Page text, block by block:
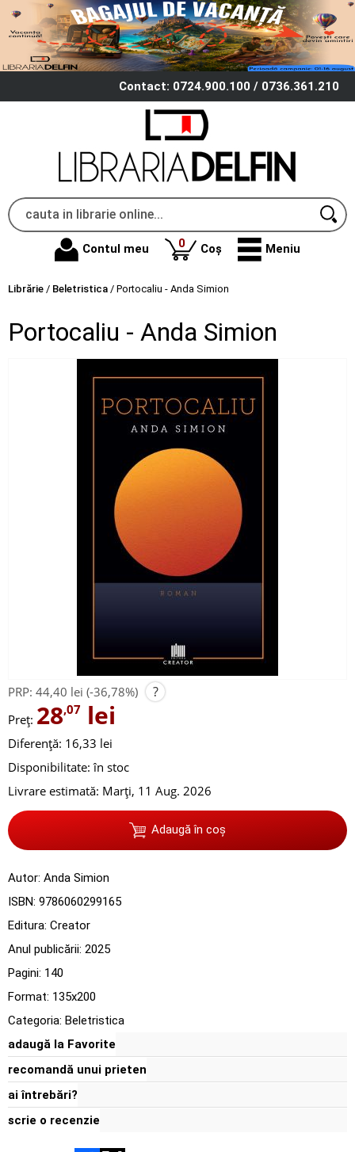
Contact: 0724.900.100 / 0736.361.210
Contul meu 0produse
Coș Meniu
Librărie / Beletristica / Portocaliu - Anda Simion
Portocaliu - Anda Simion
PRP: 44,40 lei (-36,78%) ?
Preț: 28,07 lei
Diferență: 16,33 lei
Disponibilitate: în stoc
Livrare estimată: Marți, 11 Aug. 2026
Adaugă în coș
Autor: Anda Simion
ISBN: 9786060299165
Editura: Creator
Anul publicării: 2025
Pagini: 140
Format: 135x200
Categoria: Beletristica
adaugă la Favorite
recomandă unui prieten
ai întrebări?
scrie o recenzie